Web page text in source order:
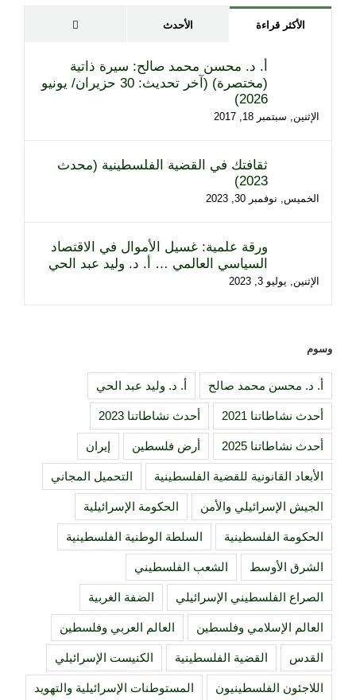
الأكثر قراءة الأحدث
أ. د. محسن محمد صالح: سيرة ذاتية
(مختصرة) (آخر تحديث: 30 حزيران/ يونيو
2026)
الإثنين, سبتمبر 18, 2017
ثقافتك في القضية الفلسطينية (محدث
2023)
الخميس, نوفمبر 30, 2023
ورقة علمية: غسيل الأموال في الاقتصاد
السياسي العالمي … أ. د. وليد عبد الحي
الإثنين, يوليو 3, 2023
وسوم
أ. د. محسن محمد صالح أ. د. وليد عبد الحي
أحدث نشاطاتنا 2021 أحدث نشاطاتنا 2023
أحدث نشاطاتنا 2025 أرض فلسطين إيران
الأبعاد القانونية للقضية الفلسطينية التحميل المجاني
الجيش الإسرائيلي والأمن الحكومة الإسرائيلية
الحكومة الفلسطينية السلطة الوطنية الفلسطينية
الشرق الأوسط الشعب الفلسطيني
الصراع الفلسطيني الإسرائيلي الضفة الغربية
العالم الإسلامي وفلسطين العالم العربي وفلسطين
القدس القضية الفلسطينية الكنيست الإسرائيلي
اللاجئون الفلسطينيون المستوطنات الإسرائيلية والتهويد